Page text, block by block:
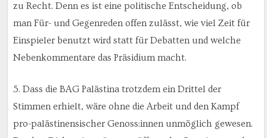
zu Recht. Denn es ist eine politische Entscheidung, ob
man Für- und Gegenreden offen zulässt, wie viel Zeit für
Einspieler benutzt wird statt für Debatten und welche
Nebenkommentare das Präsidium macht.
5. Dass die BAG Palästina trotzdem ein Drittel der
Stimmen erhielt, wäre ohne die Arbeit und den Kampf
pro-palästinensischer Genoss:innen unmöglich gewesen.